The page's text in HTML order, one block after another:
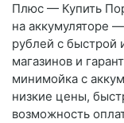
Плюс — Купить
на аккумуляторе
рублей с быстрой
магазинов и
минимойка с
низкие цены,
возможность